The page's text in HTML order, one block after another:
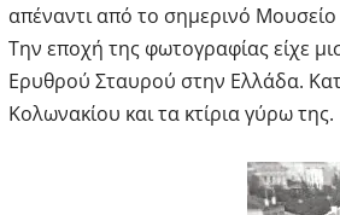
απέναντι από το σημερινό
Την εποχή της φωτογραφίας είχε
Ερυθρού Σταυρού στην Ελλάδα.
Κολωνακίου και τα κτίρια γύρω της.